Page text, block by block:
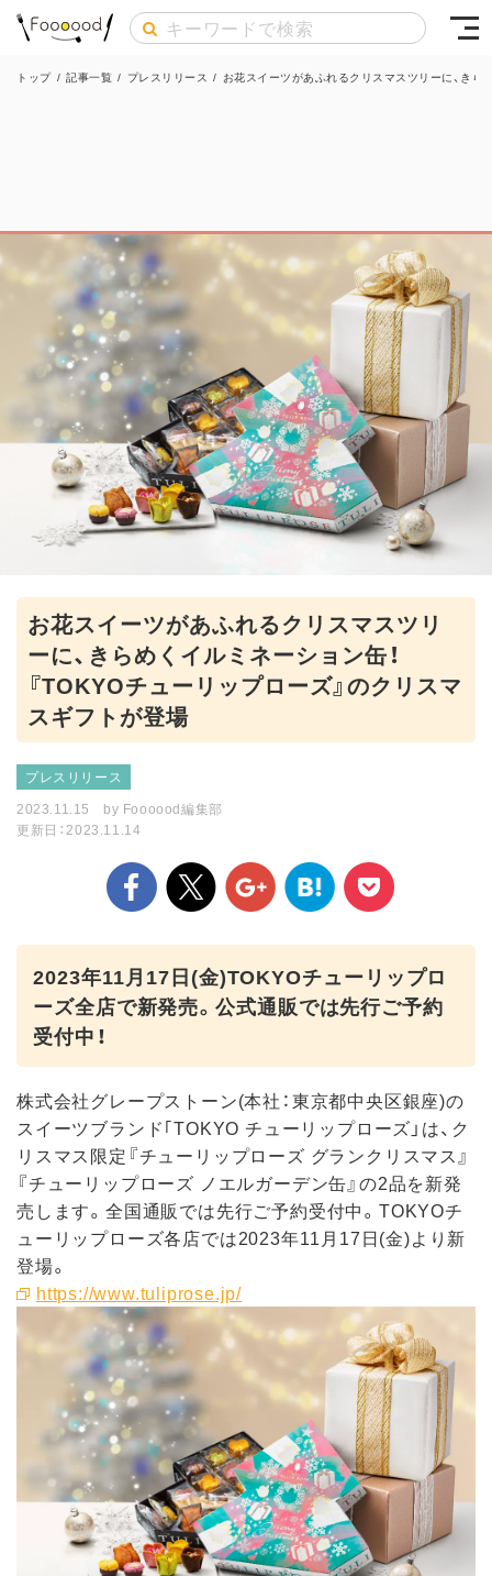
トップ / 記事一覧 / プレスリリース / お花スイーツがあふれるクリスマスツリーに、きら
お花スイーツがあふれるクリスマスツリ
ーに、きらめくイルミネーション缶！
『TOKYOチューリップローズ』のクリスマ
スギフトが登場
プレスリリース
2023.11.15
by Foooood編集部
更新日：2023.11.14
2023年11月17日(金)TOKYOチューリップロ
ーズ全店で新発売。公式通販では先行ご予約
受付中！
株式会社グレープストーン(本社：東京都中央区銀座)の
スイーツブランド｢TOKYO チューリップローズ」は、ク
リスマス限定『チューリップローズ グランクリスマス』
『チューリップローズ ノエルガーデン缶』の2品を新発
売します。全国通販では先行ご予約受付中。TOKYOチ
ューリップローズ各店では2023年11月17日(金)より新
登場。
https://www.tuliprose.jp/